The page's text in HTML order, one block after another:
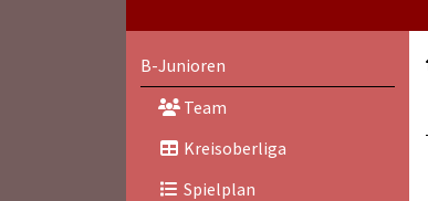
B-Junioren
Team
Kreisoberliga
Spielplan